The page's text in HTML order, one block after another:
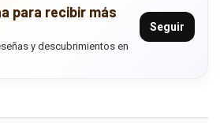
para recibir más
y descubrimientos en
Seguir